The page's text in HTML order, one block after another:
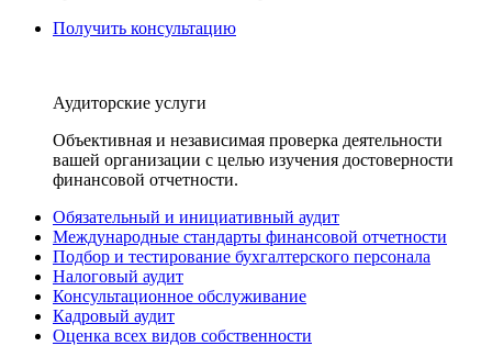
Получить консультацию
Аудиторские услуги
Объективная и независимая проверка деятельности
вашей организации с целью изучения достоверности
финансовой отчетности.
Обязательный и инициативный аудит
Международные стандарты финансовой отчетности
Подбор и тестирование бухгалтерского персонала
Налоговый аудит
Консультационное обслуживание
Кадровый аудит
Оценка всех видов собственности